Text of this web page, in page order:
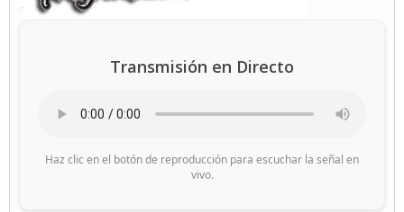
Transmisión en Directo
Haz clic en el botón de reproducción para escuchar la señal en
vivo.